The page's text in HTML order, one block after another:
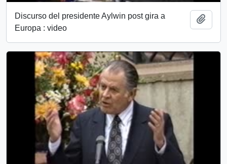
Discurso del presidente Aylwin post gira a
Europa : video